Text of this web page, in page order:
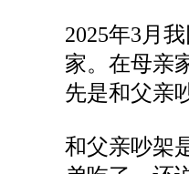
2025年3月
家。在母亲
先是和父亲
和父亲吵架